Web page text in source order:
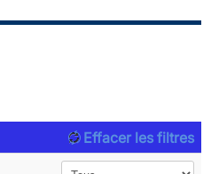
Effacer les filtres